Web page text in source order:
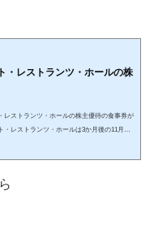
・レストランツ・ホールの株
レストランツ・ホールの株主優待の食事券が
・レストランツ・ホールは3か月後の11月に
ます。400株以上で継続保有株主優遇制度も